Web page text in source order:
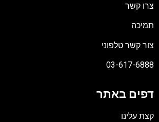
קשר
קשר טלפוני
03-617-
באתר
עלינו